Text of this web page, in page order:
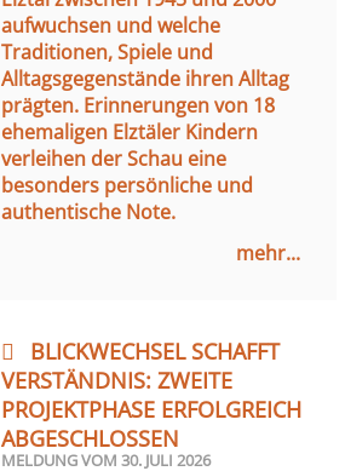
aufwuchsen und welche
Traditionen, Spiele und
Alltagsgegenstände ihren Alltag
prägten. Erinnerungen von 18
ehemaligen Elztäler Kindern
verleihen der Schau eine
besonders persönliche und
authentische Note.
mehr...
BLICKWECHSEL SCHAFFT
VERSTÄNDNIS: ZWEITE
PROJEKTPHASE ERFOLGREICH
ABGESCHLOSSEN
MELDUNG VOM 30. JULI 2026